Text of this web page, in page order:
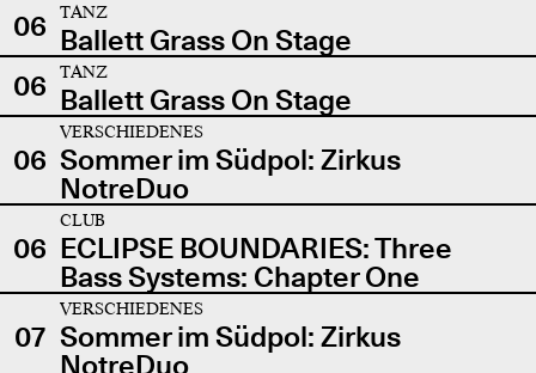
06
TANZ
Ballett Grass On Stage
06
TANZ
Ballett Grass On Stage
06
VERSCHIEDENES
Sommer im Südpol: Zirkus
NotreDuo
06
CLUB
ECLIPSE BOUNDARIES: Three
Bass Systems: Chapter One
07
VERSCHIEDENES
Sommer im Südpol: Zirkus
NotreDuo